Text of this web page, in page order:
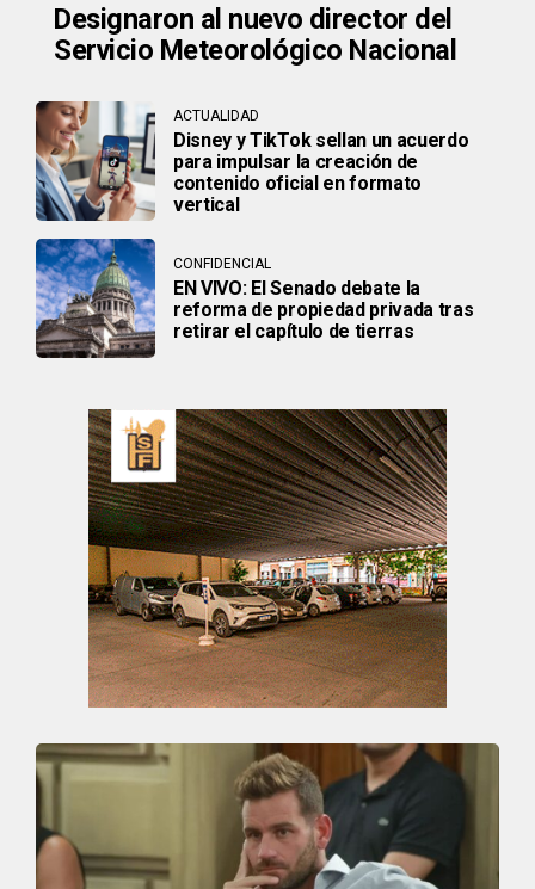
Designaron al nuevo director del
Servicio Meteorológico Nacional
ACTUALIDAD
Disney y TikTok sellan un acuerdo
para impulsar la creación de
contenido oficial en formato
vertical
CONFIDENCIAL
EN VIVO: El Senado debate la
reforma de propiedad privada tras
retirar el capítulo de tierras